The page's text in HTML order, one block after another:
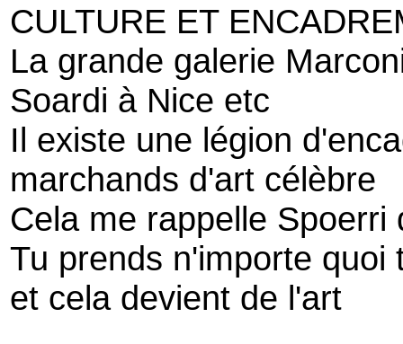
CULTURE ET
La grande galerie
Soardi à Nice etc
Il existe une légion
marchands d'art célèbre
Cela me rappelle Spoerri
Tu prends n'importe quoi
et cela devient de l'art